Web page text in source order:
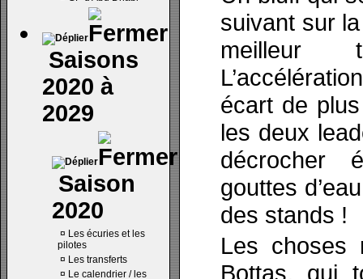
Saisons
2020 à
2029
Saison
2020
¤ Les écuries et les
pilotes
¤ Les transferts
¤ Le calendrier / les
suivant sur
meilleur
écart de
les deux
décrocher
gouttes
des stands !
Les choses
Bottas, qui